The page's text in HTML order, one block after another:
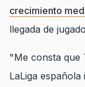
crecimiento
llegada de
"Me consta que
LaLiga